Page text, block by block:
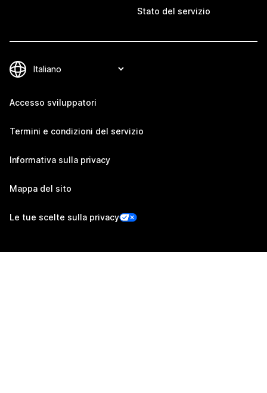
Stato del servizio
Accesso sviluppatori
Termini e condizioni del servizio
Informativa sulla privacy
Mappa del sito
Le tue scelte sulla privacy